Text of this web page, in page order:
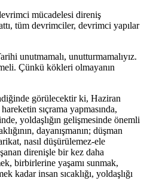
mücadelesi direniş
tüm devrimciler, devrimci yapılar
unutmamalı, unutturmamalıyız.
Çünkü kökleri olmayanın
görülecektir ki, Haziran
sıçrama yapmasında,
yoldaşlığın gelişmesinde önemli
dayanışmanın; düşman
nasıl düşürülemez-ele
direnişle bir kez daha
birbirlerine yaşamı sunmak,
kadar insan sıcaklığı, yoldaşlığı